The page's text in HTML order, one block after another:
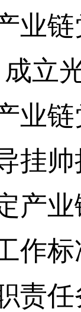
链
立
业
挂
产
作
责